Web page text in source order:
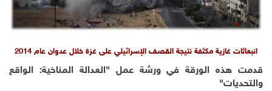
انبعاثات غازية مكثفة نتيجة القصف الإسرائيلي على غزة خلال عدوان عام 2014
قدمت هذه الورقة فيورشة عمل "العدالة المناخية: الواقع
والتحديات"